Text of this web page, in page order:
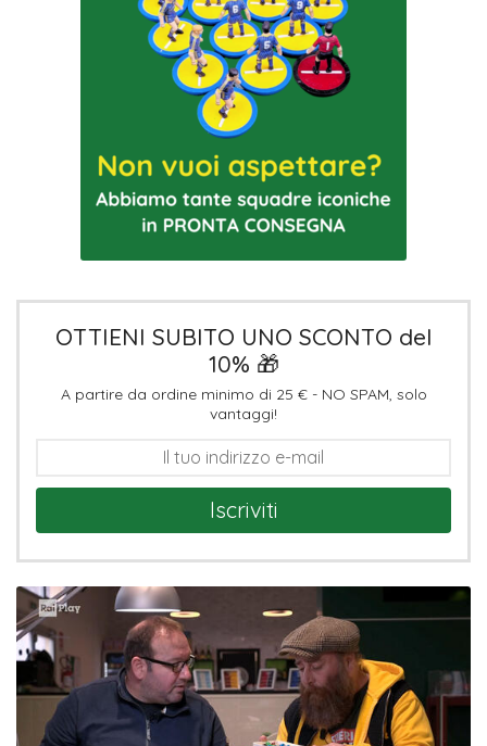
OTTIENI SUBITO UNO SCONTO del
10% 🎁
A partire da ordine minimo di 25 € - NO SPAM, solo
vantaggi!
Iscriviti